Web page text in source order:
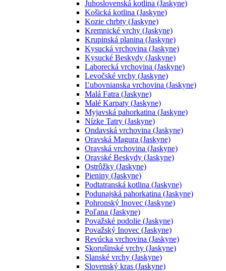
Juhoslovenská kotlina (Jaskyne)
Košická kotlina (Jaskyne)
Kozie chrbty (Jaskyne)
Kremnické vrchy (Jaskyne)
Krupinská planina (Jaskyne)
Kysucká vrchovina (Jaskyne)
Kysucké Beskydy (Jaskyne)
Laborecká vrchovina (Jaskyne)
Levočské vrchy (Jaskyne)
Ľubovnianska vrchovina (Jaskyne)
Malá Fatra (Jaskyne)
Malé Karpaty (Jaskyne)
Myjavská pahorkatina (Jaskyne)
Nízke Tatry (Jaskyne)
Ondavská vrchovina (Jaskyne)
Oravská Magura (Jaskyne)
Oravská vrchovina (Jaskyne)
Oravské Beskydy (Jaskyne)
Ostrôžky (Jaskyne)
Pieniny (Jaskyne)
Podtatranská kotlina (Jaskyne)
Podunajská pahorkatina (Jaskyne)
Pohronský Inovec (Jaskyne)
Poľana (Jaskyne)
Považské podolie (Jaskyne)
Považský Inovec (Jaskyne)
Revúcka vrchovina (Jaskyne)
Skorušinské vrchy (Jaskyne)
Slanské vrchy (Jaskyne)
Slovenský kras (Jaskyne)